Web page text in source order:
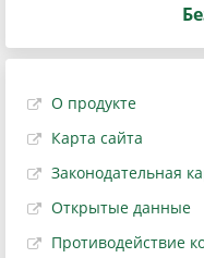
О продукте
Карта сайта
Законодательная
Открытые данные
Противодействие